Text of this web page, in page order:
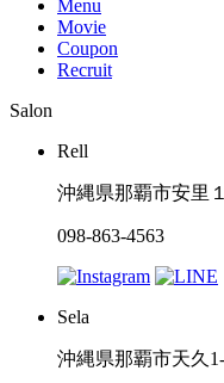
Menu
Movie
Coupon
Recruit
Salon
Rell
沖縄県那覇市安里
098-863-4563
Sela
沖縄県那覇市天久